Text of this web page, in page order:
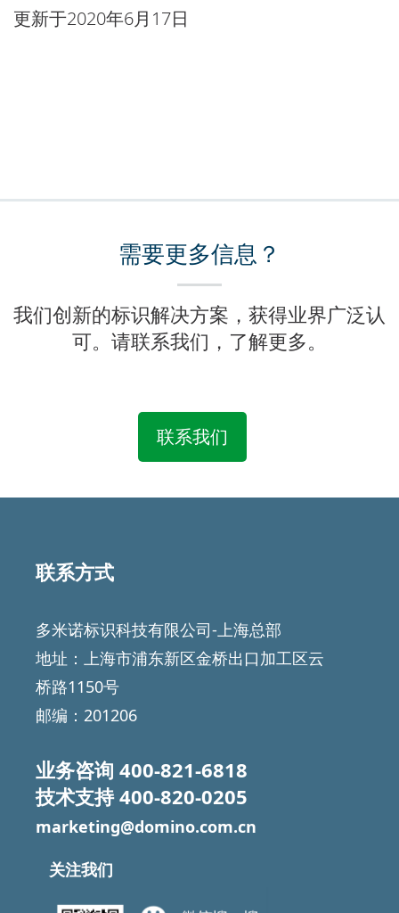
更新于2020年6月17日
需要更多信息？
我们创新的标识解决方案，获得业界广泛认
可。请联系我们，了解更多。
联系我们
联系方式
多米诺标识科技有限公司-上海总部
地址：上海市浦东新区金桥出口加工区云
桥路1150号
邮编：201206
业务咨询 400-821-6818
技术支持400-820-0205
marketing@domino.com.cn
关注我们